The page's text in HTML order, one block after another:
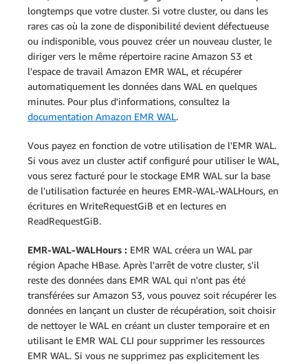
longtemps que votre cluster. Si votre cluster, ou dans les
rares cas où la zone de disponibilité devient défectueuse
ou indisponible, vous pouvez créer un nouveau cluster, le
diriger vers le même répertoire racine Amazon S3 et
l'espace de travail Amazon EMR WAL, et récupérer
automatiquement les données dans WAL en quelques
minutes. Pour plus d'informations, consultez la
documentation Amazon EMR WAL.
Vous payez en fonction de votre utilisation de l'EMR WAL.
Si vous avez un cluster actif configuré pour utiliser le WAL,
vous serez facturé pour le stockage EMR WAL sur la base
de l'utilisation facturée en heures EMR-WAL-WALHours, en
écritures en WriteRequestGiB et en lectures en
ReadRequestGiB.
EMR-WAL-WALHours : EMR WAL créera un WAL par
région Apache HBase. Après l'arrêt de votre cluster, s'il
reste des données dans EMR WAL qui n'ont pas été
transférées sur Amazon S3, vous pouvez soit récupérer les
données en lançant un cluster de récupération, soit choisir
de nettoyer le WAL en créant un cluster temporaire et en
utilisant le EMR WAL CLI pour supprimer les ressources
EMR WAL. Si vous ne supprimez pas explicitement les